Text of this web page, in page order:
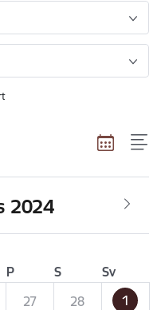
2024
P S
Sv
27 28 1